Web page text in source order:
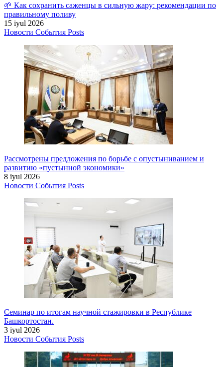
🌱 Как сохранить саженцы в сильную жару: рекомендации по
правильному поливу
15 iyul 2026
Новости События Posts
Рассмотрены предложения по борьбе с опустыниванием и
развитию «пустынной экономики»
8 iyul 2026
Новости События Posts
Семинар по итогам научной стажировки в Республике
Башкортостан.
3 iyul 2026
Новости События Posts